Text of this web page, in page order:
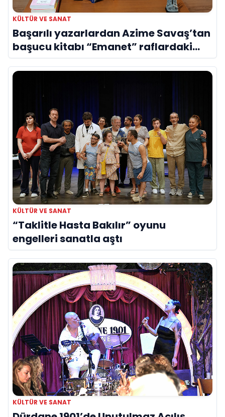
KÜLTÜR VE SANAT
Başarılı yazarlardan Azime Savaş’tan
başucu kitabı “Emanet” raflardaki
yerini aldı
KÜLTÜR VE SANAT
“Taklitle Hasta Bakılır” oyunu
engelleri sanatla aştı
KÜLTÜR VE SANAT